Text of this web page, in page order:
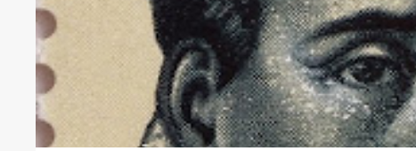
E
n
t
r
a
d
PEDROS DE VALDIVIA